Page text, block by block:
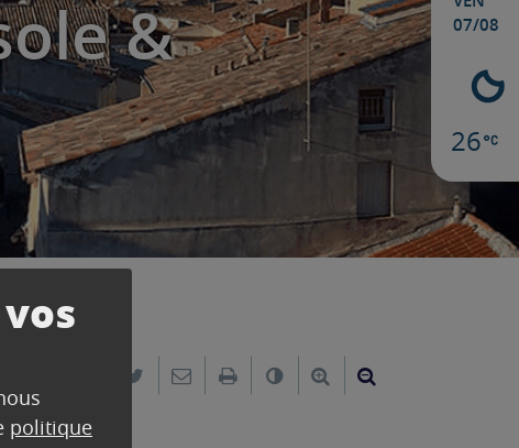
politique
07/08
26
&
Partager sur Facebook
Partager sur Twitter
Envoyer par e-mail
ImprimerChanger le contraste
Agrandir le texte